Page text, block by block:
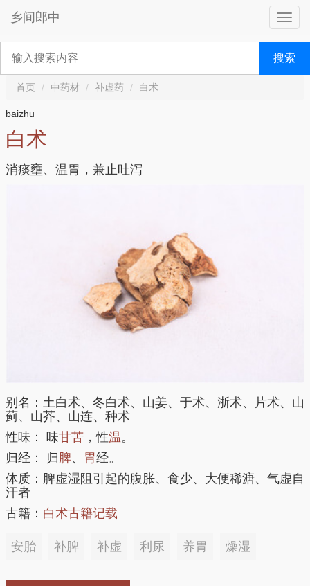
乡间郎中
搜索
首页 中药材 补虚药 白术
baizhu
白术
消痰壅、温胃，兼止吐泻
别名：土白术、冬白术、山姜、于术、浙术、片术、山
蓟、山芥、山连、种术
性味： 味甘苦 ，性温。
归经： 归 脾、 胃经。
体质：脾虚湿阻引起的腹胀、食少、大便稀溏、气虚自
汗者
古籍： 白术古籍记载
安胎 补脾 补虚 利尿 养胃 燥湿